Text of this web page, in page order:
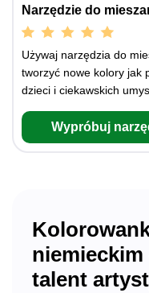
Narzędzie do
Używaj narzędzia do
tworzyć nowe kolory jak
dzieci i ciekawskich
Wypróbuj
talent